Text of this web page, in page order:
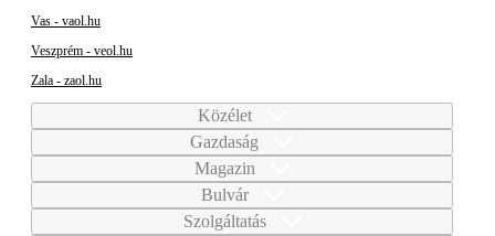
Vas - vaol.hu
Veszprém - veol.hu
Zala - zaol.hu
Közélet
Gazdaság
Magazin
Bulvár
Szolgáltatás